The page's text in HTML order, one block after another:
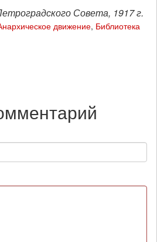
Совета, 1917 г.
движение, Библиотека